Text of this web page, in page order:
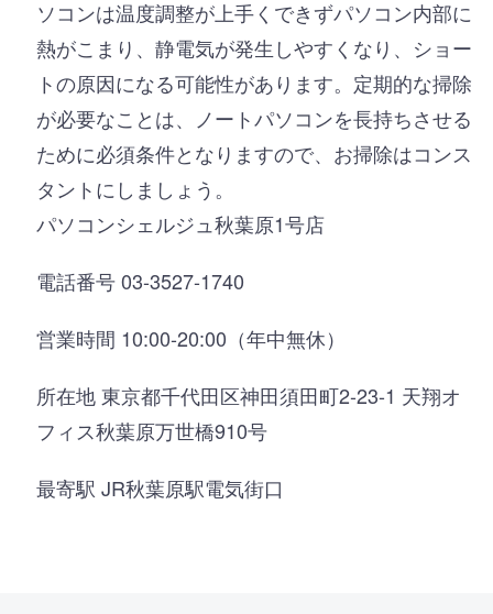
ソコンは温度調整が上手くできずパソコン内部に
熱がこまり、静電気が発生しやすくなり、ショー
トの原因になる可能性があります。定期的な掃除
が必要なことは、ノートパソコンを長持ちさせる
ために必須条件となりますので、お掃除はコンス
タントにしましょう。
パソコンシェルジュ秋葉原1号店
電話番号 03-3527-1740
営業時間 10:00-20:00（年中無休）
所在地 東京都千代田区神田須田町2-23-1 天翔オ
フィス秋葉原万世橋910号
最寄駅 JR秋葉原駅電気街口